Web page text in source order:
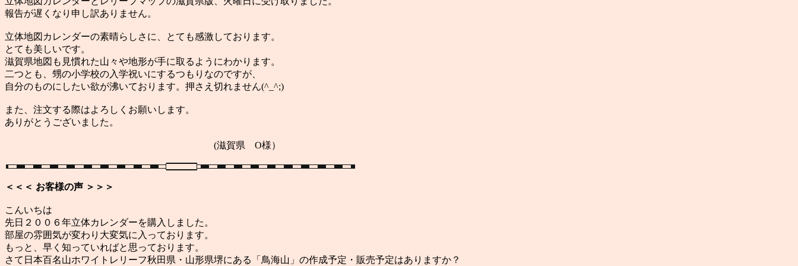
報告が遅くなり申し訳ありません。
立体地図カレンダーの素晴らしさに、とても感激しております。
とても美しいです。
滋賀県地図も見慣れた山々や地形が手に取るようにわかります。
二つとも、甥の小学校の入学祝いにするつもりなのですが、
自分のものにしたい欲が沸いております。押さえ切れません(^_^;)
また、注文する際はよろしくお願いします。
ありがとうございました。
(滋賀県 O様）
＜＜＜ お客様の声 ＞＞＞
こんいちは
先日２００６年立体カレンダーを購入しました。
部屋の雰囲気が変わり大変気に入っております。
もっと、早く知っていればと思っております。
さて日本百名山ホワイトレリーフ秋田県・山形県堺にある「鳥海山」の作成予定・販売予定はありますか？